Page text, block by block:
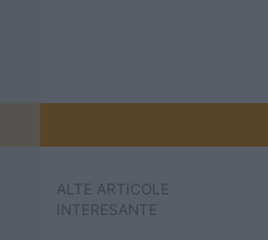
ALTE ARTICOLE
INTERESANTE